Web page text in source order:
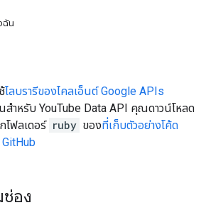
ฉัน
ไลบรารีของไคลเอ็นต์ Google APIs
สำหรับ YouTube Data API คุณดาวน์โหลด
โฟลเดอร์ ruby ของที่เก็บตัวอย่างโค้ด
อง